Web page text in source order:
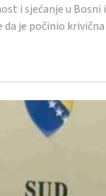
i sjećanje u
je počinio